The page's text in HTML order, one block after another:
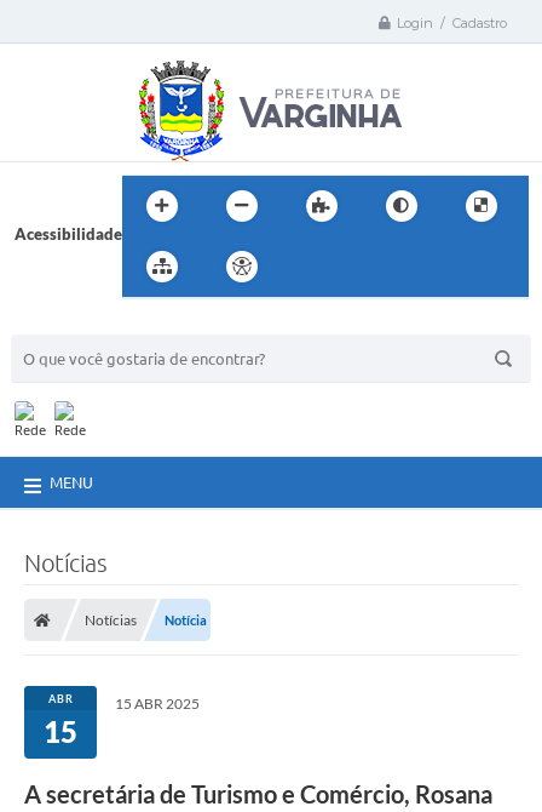
Login / Cadastro
Acessibilidade
MENU
Notícias
Notícias Notícia
ABR
15
15 ABR 2025
A secretária de Turismo e Comércio, Rosana